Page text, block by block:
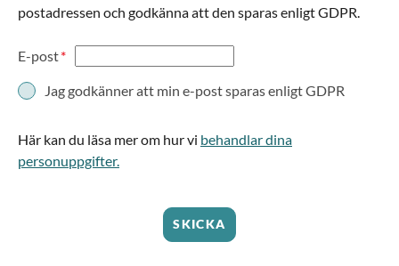
postadressen och godkänna att den sparas enligt GDPR.
E-post
Jag godkänner att min e-post sparas enligt GDPR
Här kan du läsa mer om hur vi behandlar dina
personuppgifter.
SKICKA